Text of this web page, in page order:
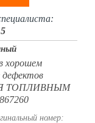
хорошем
дефектов
ТОПЛИВНЫМ
номер: